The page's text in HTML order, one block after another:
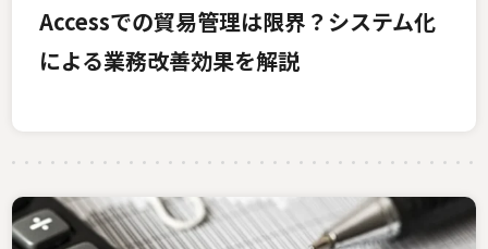
Accessでの貿易管理は限界？システム化
による業務改善効果を解説